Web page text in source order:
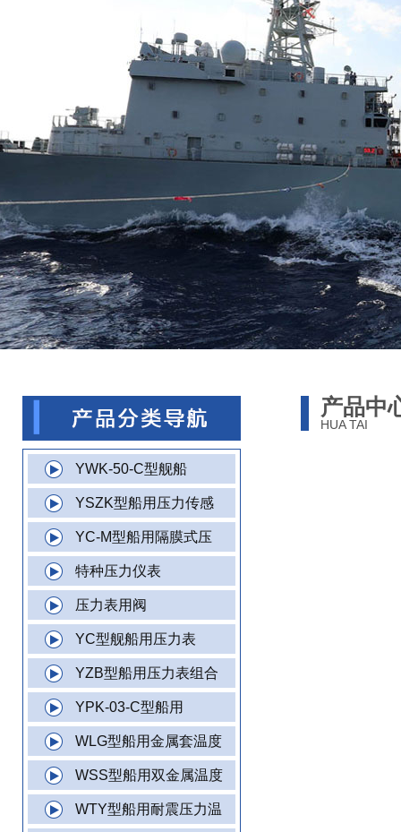
YWK-50-C型舰船
YSZK型船用压力传感
YC-M型船用隔膜式压
特种压力仪表
压力表用阀
YC型舰船用压力表
YZB型船用压力表组合
YPK-03-C型船用
WLG型船用金属套温度
WSS型船用双金属温度
WTY型船用耐震压力温
产品中
HUA TAI